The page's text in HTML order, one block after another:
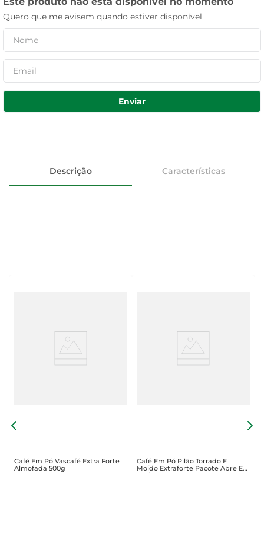
Quero que me avisem quando estiver disponível
Enviar
Descrição Características
Café Em Pó Vascafé Extra Forte
Almofada 500g
Café Em Pó Pilão Torrado E
Moído Extraforte Pacote Abre E
Fecha 500g